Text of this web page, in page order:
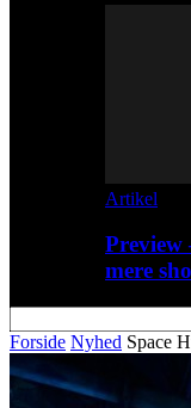
Artikel
Preview
mere
Forside Nyhed Space